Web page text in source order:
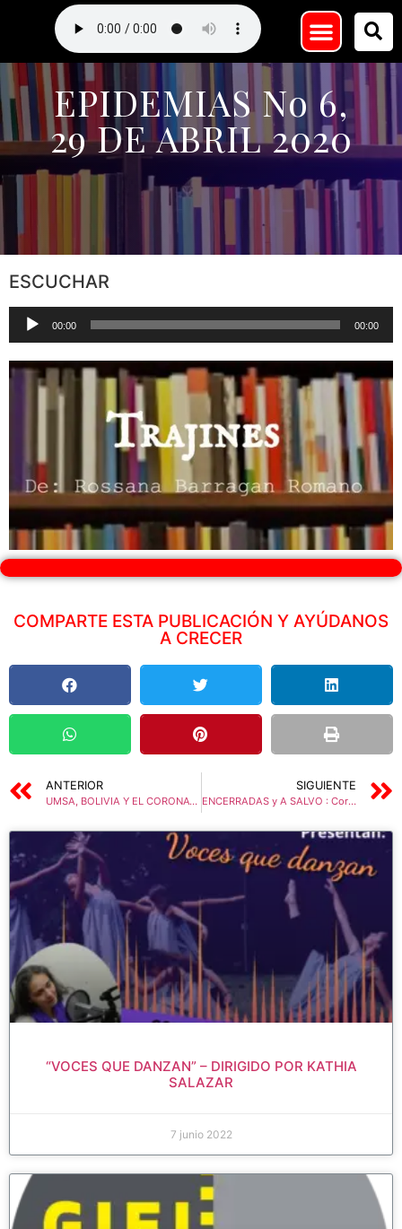
EPIDEMIAS No 6,
29 DE ABRIL 2020
ESCUCHAR
Reproductor
de
audio
00:00 00:00
COMPARTE ESTA PUBLICACIÓN Y AYÚDANOS
A CRECER
ANTERIOR
UMSA, BOLIVIA Y EL CORONAVIRUS – Entrevista al Dr. ROGER CARVAJAL – PHD. INMUNOLOGÍA
SIGUIENTE
ENCERRADAS y A SALVO : Coronavirus y Feminicidio | LA ACERA DE ENFRENTE
“VOCES QUE DANZAN” – DIRIGIDO POR KATHIA
SALAZAR
7 junio 2022